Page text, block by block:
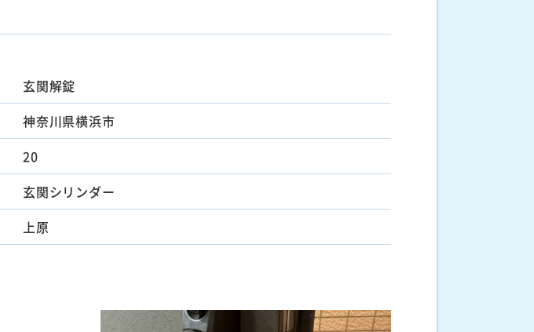
玄関解錠
神奈川県横浜市
20
玄関シリンダー
上原